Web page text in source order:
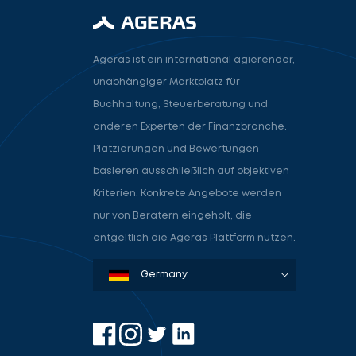
Ageras ist ein international agierender,
unabhängiger Marktplatz für
Buchhaltung, Steuerberatung und
anderen Experten der Finanzbranche.
Platzierungen und Bewertungen
basieren ausschließlich auf objektiven
Kriterien. Konkrete Angebote werden
nur von Beratern eingeholt, die
entgeltlich die Ageras Plattform nutzen.
Denmark
Sweden
Norway
Netherlands
Germany
USA